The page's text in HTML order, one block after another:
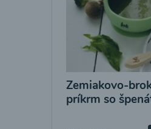
Zemiakovo-
príkrm so